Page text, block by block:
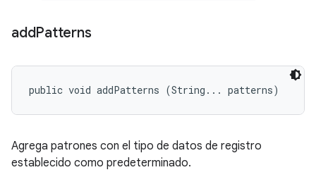
addPatterns
public void addPatterns (String... patterns)
Agrega patrones con el tipo de datos de registro
establecido como predeterminado.